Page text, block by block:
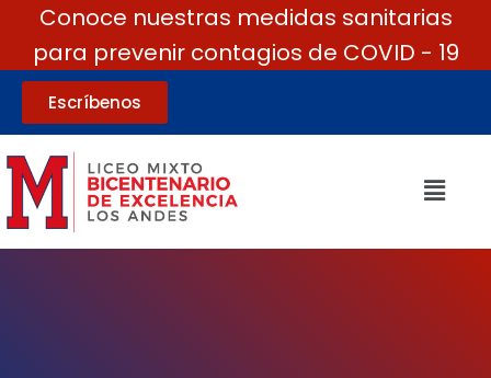
Conoce nuestras medidas sanitarias
para prevenir contagios de COVID - 19
Escríbenos